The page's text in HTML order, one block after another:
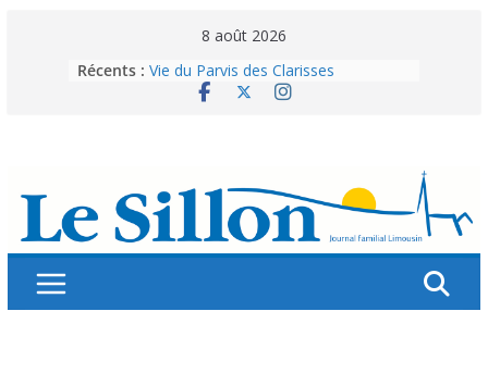
8 août 2026
Récents : Vie du Parvis des Clarisses
La brochure « Des vacances
Splendeurs murales de nos églises
Abonnez-vous ! Réabonnez-vous !